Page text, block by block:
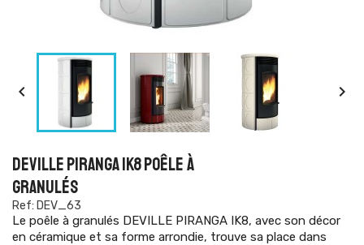
 
DEVILLE PIRANGA IK8 POÊLE À
GRANULÉS
Ref: DEV_63
Le poêle à granulés DEVILLE PIRANGA IK8, avec son décor
en céramique et sa forme arrondie, trouve sa place dans